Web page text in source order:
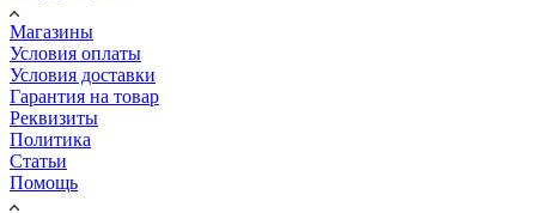
Магазины
Условия оплаты
Условия доставки
Гарантия на товар
Реквизиты
Политика
Статьи
Помощь